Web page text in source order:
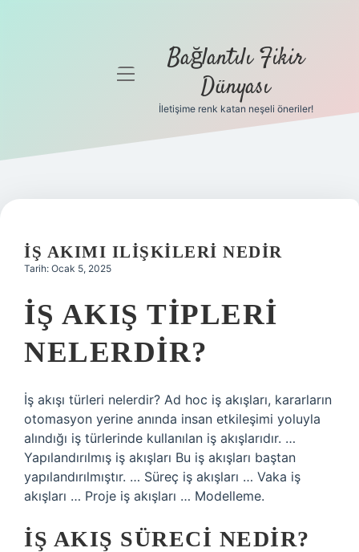
Gizlilik
Hakkımızda
menüyü
Bağlantılı Fikir
Dünyası
İletişime renk katan neşeli öneriler!
İŞ AKIMI ILIŞKILERI NEDIR
Tarih: Ocak 5, 2025
İŞ AKIŞ TIPLERI
NELERDIR?
İş akışı türleri nelerdir? Ad hoc iş akışları, kararların
otomasyon yerine anında insan etkileşimi yoluyla
alındığı iş türlerinde kullanılan iş akışlarıdır. …
Yapılandırılmış iş akışları Bu iş akışları baştan
yapılandırılmıştır. … Süreç iş akışları … Vaka iş
akışları … Proje iş akışları … Modelleme.
İŞ AKIŞ SÜRECI NEDIR?